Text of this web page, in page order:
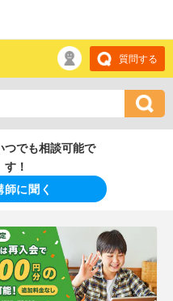
質問する
つでも相談可能で
す！
師に聞く